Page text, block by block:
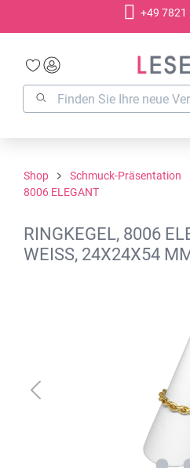
+49 7821
Shop Schmuck-Präsentation
8006 ELEGANT
RINGKEGEL, 8006
WEISS, 24X24X54